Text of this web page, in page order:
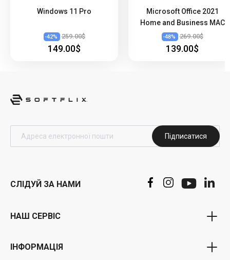
Windows 11 Pro
-42% 259.00$
149.00$
Microsoft Office 2021
Home and Business MAC
-48% 269.00$
139.00$
Підписатися
СЛІДУЙ ЗА НАМИ
НАШ СЕРВІС
бонусна програма
ІНФОРМАЦІЯ